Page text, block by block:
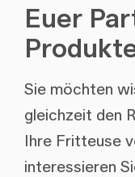
Euer
Sie möchten
gleichzeit den
Ihre Fritteuse
interessieren